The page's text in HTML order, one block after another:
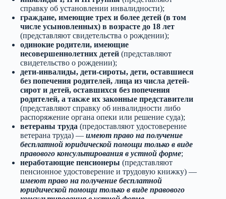
справку об установлении инвалидности);
граждане, имеющие трех и более детей (в том
числе усыновленных) в возрасте до 18 лет
(представляют свидетельства о рождении);
одинокие родители, имеющие
несовершеннолетних детей (представляют
свидетельство о рождении);
дети-инвалиды, дети-сироты, дети, оставшиеся
без попечения родителей, лица из числа детей-
сирот и детей, оставшихся без попечения
родителей, а также их законные представители
(представляют справку об инвалидности либо
распоряжение органа опеки или решение суда);
ветераны труда (предоставляют удостоверение
ветерана труда) — имеют право на получение
бесплатной юридической помощи только в виде
правового консультирования в устной форме;
неработающие пенсионеры (представляют
пенсионное удостоверение и трудовую книжку) —
имеют право на получение бесплатной
юридической помощи только в виде правового